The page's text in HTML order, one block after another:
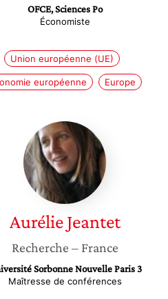
OFCE, Sciences Po
Économiste
Union européenne (UE)
européenne Europe
Aurélie
Jeantet
Aurélie Jeantet
Recherche – France
Sorbonne Nouvelle Paris 3
Maîtresse de conférences